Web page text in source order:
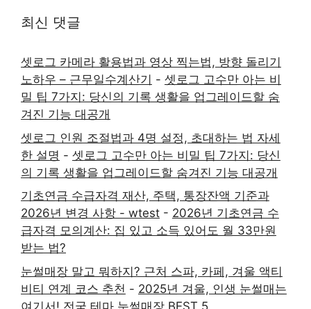
최신 댓글
셋로그 카메라 활용법과 영상 찍는법, 방향 돌리기
노하우 – 근무일수계산기 - 셋로그 고수만 아는 비
밀 팁 7가지: 당신의 기록 생활을 업그레이드할 숨
겨진 기능 대공개
셋로그 인원 조절법과 4명 설정, 초대하는 법 자세
한 설명 - 셋로그 고수만 아는 비밀 팁 7가지: 당신
의 기록 생활을 업그레이드할 숨겨진 기능 대공개
기초연금 수급자격 재산, 주택, 통장잔액 기준과
2026년 변경 사항 - wtest - 2026년 기초연금 수
급자격 모의계산: 집 있고 소득 있어도 월 33만원
받는 법?
눈썰매장 말고 뭐하지? 근처 스파, 카페, 겨울 액티
비티 연계 코스 추천 - 2025년 겨울, 인생 눈썰매는
여기서! 전국 테마 눈썰매장 BEST 5